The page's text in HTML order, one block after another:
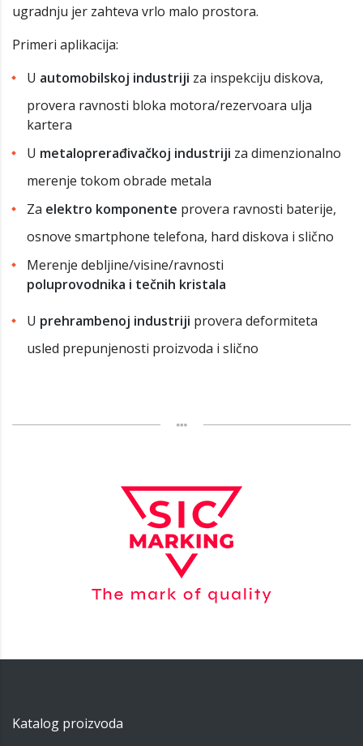
ugradnju jer zahteva vrlo malo prostora.
Primeri aplikacija:
U automobilskoj industriji za inspekciju diskova,
provera ravnosti bloka motora/rezervoara ulja
kartera
U metaloprerađivačkoj industriji za dimenzionalno
merenje tokom obrade metala
Za elektro komponente provera ravnosti baterije,
osnove smartphone telefona, hard diskova i slično
Merenje debljine/visine/ravnosti
poluprovodnika i tečnih kristala
U prehrambenoj industriji provera deformiteta
usled prepunjenosti proizvoda i slično
Katalog proizvoda